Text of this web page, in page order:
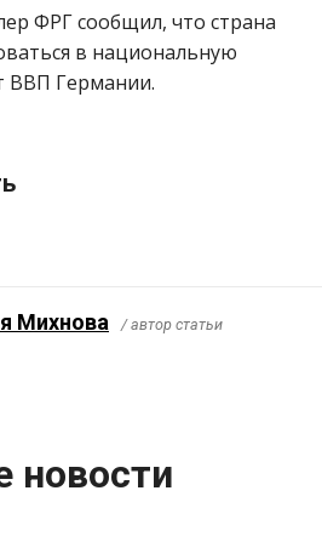
ФРГ сообщил, что страна
в национальную
ВВП Германии.
Михнова / автор статьи
новости